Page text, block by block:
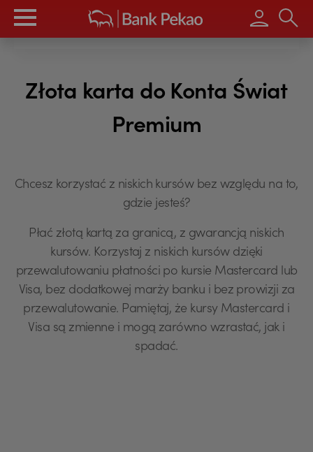
Wpisz
Złota karta do Konta Świat
Premium
Chcesz korzystać z niskich kursów bez względu na to,
gdzie jesteś?
Płać złotą kartą za granicą, z gwarancją niskich
kursów. Korzystaj z niskich kursów dzięki
przewalutowaniu płatności po kursie Mastercard lub
Visa, bez dodatkowej marży banku i bez prowizji za
przewalutowanie. Pamiętaj, że kursy Mastercard i
Visa są zmienne i mogą zarówno wzrastać, jak i
spadać.